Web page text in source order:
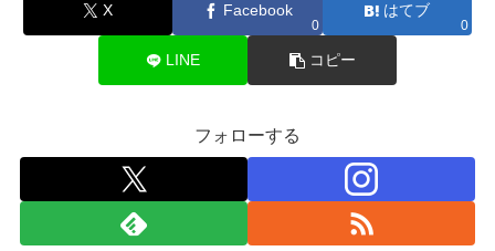
X Facebook
0
はてブ
0
LINE コピー
フォローする